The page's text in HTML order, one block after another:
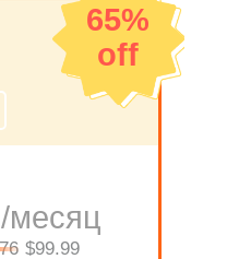
65%
off
/месяц
$99.99